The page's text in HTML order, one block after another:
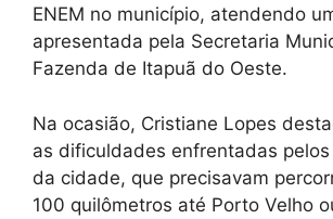
ENEM no município, atendendo
apresentada pela Secretaria
Fazenda de Itapuã do Oeste.
Na ocasião, Cristiane Lopes
as dificuldades enfrentadas
da cidade, que precisavam
100 quilômetros até Porto Velho